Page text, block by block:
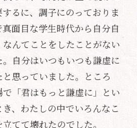
るに、調子にのっておりま
面目な学生時代から自分自
んてことをしたことがない
自分はいつもいつも謙虚に
思っていました。ところ
「君はもっと謙虚に」とい
、わたしの中でいろんなこ
てて壊れたのでした。